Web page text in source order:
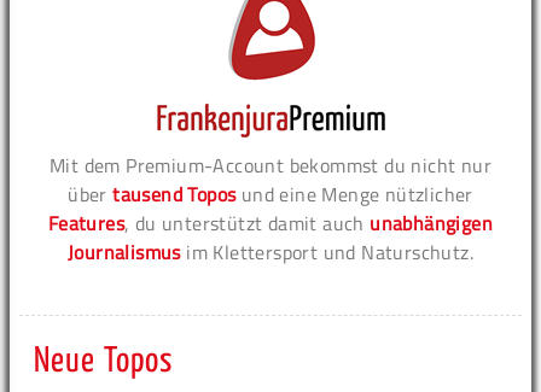
Mit dem Premium-Account bekommst du nicht nur
übertausend Toposund eine Menge nützlicher
Features, du unterstützt damit auch unabhängigen
Journalismusim Klettersport und Naturschutz.
Neue Topos